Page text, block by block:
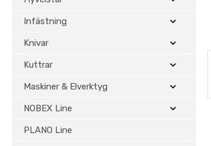
Infästning
Knivar
Kuttrar
Maskiner & Elverktyg
NOBEX Line
PLANO Line